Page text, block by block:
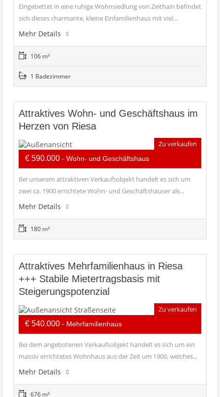
Eingebettet in eine ruhige Wohnsiedlung von Zeithain befindet
sich dieses charmante, kleine Einfamilienhaus mit viel...
Mehr Details
106 m²
1 Badezimmer
Attraktives Wohn- und Geschäftshaus im
Herzen von Riesa
Zu verkaufen
€ 590.000 - Wohn- und Geschäftshaus
Bei unserem attraktiven Verkaufsobjekt handelt es sich um
zwei ca. 1900 errichtete Wohn- und Geschäftshäuser als...
Mehr Details
180 m²
Attraktives Mehrfamilienhaus in Riesa
+++ Stabile Mietertragsbasis mit
Steigerungspotenzial
Zu verkaufen
€ 540.000 - Mehrfamilienhaus
Bei dem angebotenen Verkaufsobjekt handelt es sich um ein
massiv errichtetes Wohnhaus aus der Zeit um 1900, welches...
Mehr Details
676 m²